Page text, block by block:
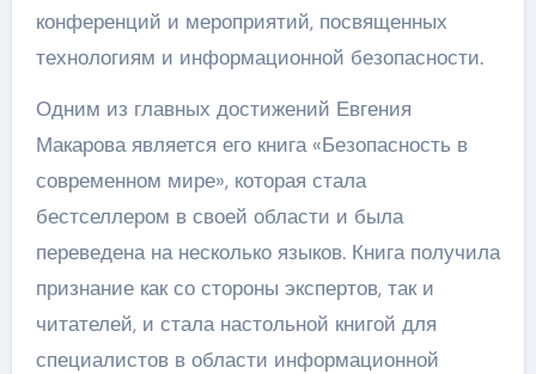
конференций и мероприятий, посвященных
технологиям и информационной безопасности.
Одним из главных достижений Евгения
Макарова является его книга «Безопасность в
современном мире», которая стала
бестселлером в своей области и была
переведена на несколько языков. Книга получила
признание как со стороны экспертов, так и
читателей, и стала настольной книгой для
специалистов в области информационной